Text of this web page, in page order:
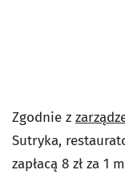
Zgodnie z
Sutryka,
zapłacą 8 zł za 1